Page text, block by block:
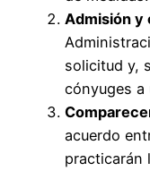
Admisión y
solicitud y,
cónyuges a
acuerdo
practicarán